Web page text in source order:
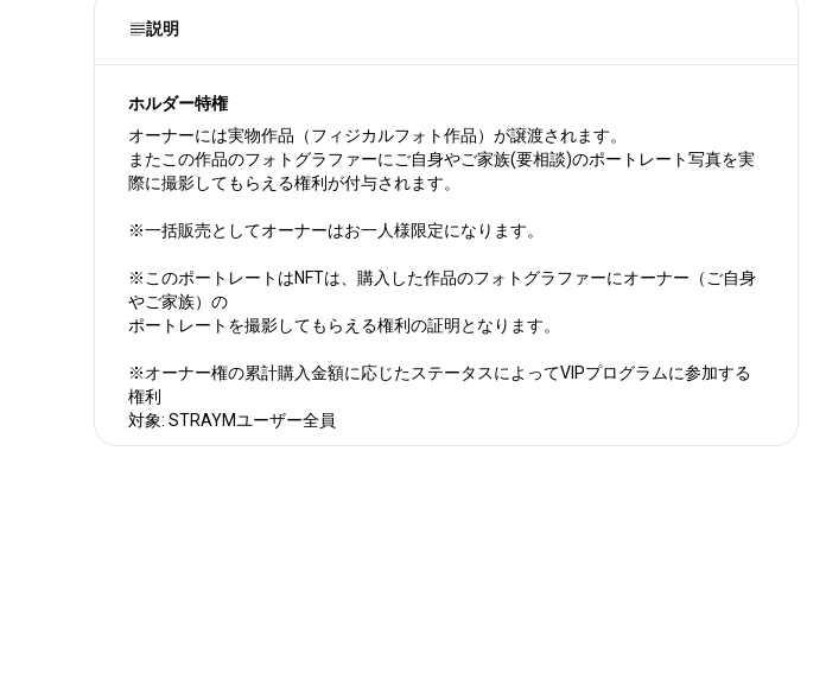
説明
ホルダー特権
オーナーには実物作品（フィジカルフォト作品）が譲渡されます。
またこの作品のフォトグラファーにご自身やご家族(要相談)のポートレート写真を実
際に撮影してもらえる権利が付与されます。
※一括販売としてオーナーはお一人様限定になります。
※このポートレートはNFTは、購入した作品のフォトグラファーにオーナー（ご自身
やご家族）の
ポートレートを撮影してもらえる権利の証明となります。
※オーナー権の累計購⼊⾦額に応じたステータスによってVIPプログラムに参加する
権利
対象: STRAYMユーザー全員